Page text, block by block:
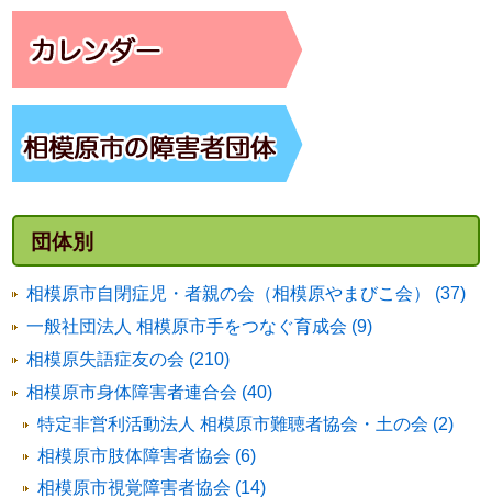
団体別
相模原市自閉症児・者親の会（相模原やまびこ会） (37)
一般社団法人 相模原市手をつなぐ育成会 (9)
相模原失語症友の会 (210)
相模原市身体障害者連合会 (40)
特定非営利活動法人 相模原市難聴者協会・土の会 (2)
相模原市肢体障害者協会 (6)
相模原市視覚障害者協会 (14)